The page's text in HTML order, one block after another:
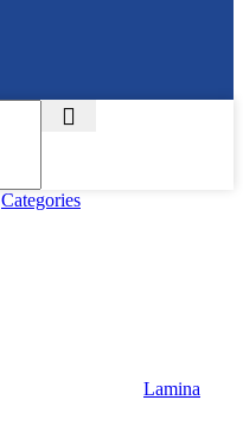
Categories
Lamina